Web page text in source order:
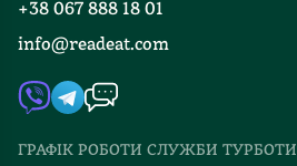
Книгарні
Контакти
Автори
Видавництва
Відгуки та оцінка RDT
+38 067 888 18 01
info@readeat.com
ГРАФІК РОБОТИ СЛУЖБИ ТУРБОТИ